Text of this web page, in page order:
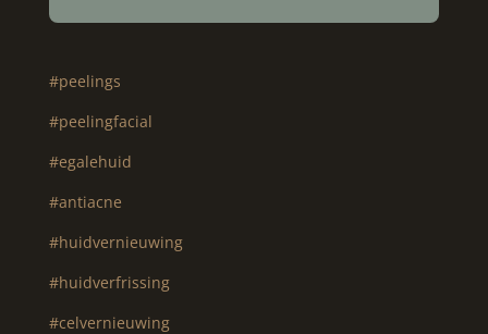
#peelings
#peelingfacial
#egalehuid
#antiacne
#huidvernieuwing
#huidverfrissing
#celvernieuwing